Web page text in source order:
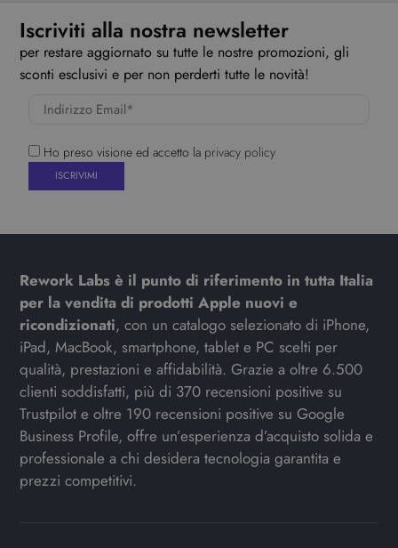
Iscriviti alla nostra newsletter
per restare aggiornato su tutte le nostre promozioni, gli
sconti esclusivi e per non perderti tutte le novità!
Ho preso visione ed accetto la privacy policy
Rework Labs è il punto di riferimento in tutta Italia
per la vendita di prodotti Apple nuovi e
ricondizionati, con un catalogo selezionato di iPhone,
iPad, MacBook, smartphone, tablet e PC scelti per
qualità, prestazioni e affidabilità. Grazie a oltre 6.500
clienti soddisfatti, più di 370 recensioni positive su
Trustpilot e oltre 190 recensioni positive su Google
Business Profile, offre un’esperienza d’acquisto solida e
professionale a chi desidera tecnologia garantita e
prezzi competitivi.